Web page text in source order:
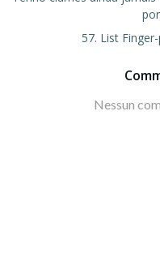
57. List
Nessun